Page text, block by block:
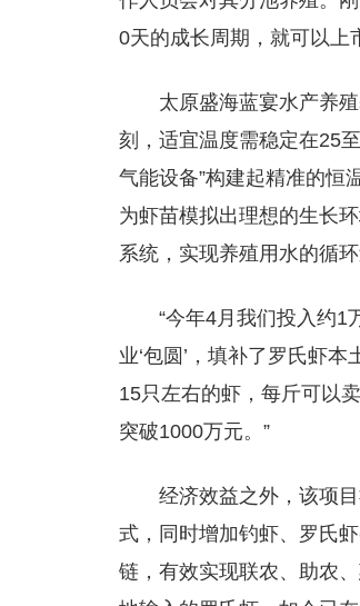
0天的成长周期，就可以上
太原盛海蓝宴水产养
刻，适宜温度需稳定在25
气能设备”构建起精准的恒
为虾苗模拟出理想的生长
系统，实现养殖用水的循
“今年4月我们投入约1
业‘包圆’，填补了罗氏虾
15只左右的虾，每斤可以
突破1000万元。”
经济效益之外，该项
式，同时增加钓虾、罗氏
链，有效实现联农、助农